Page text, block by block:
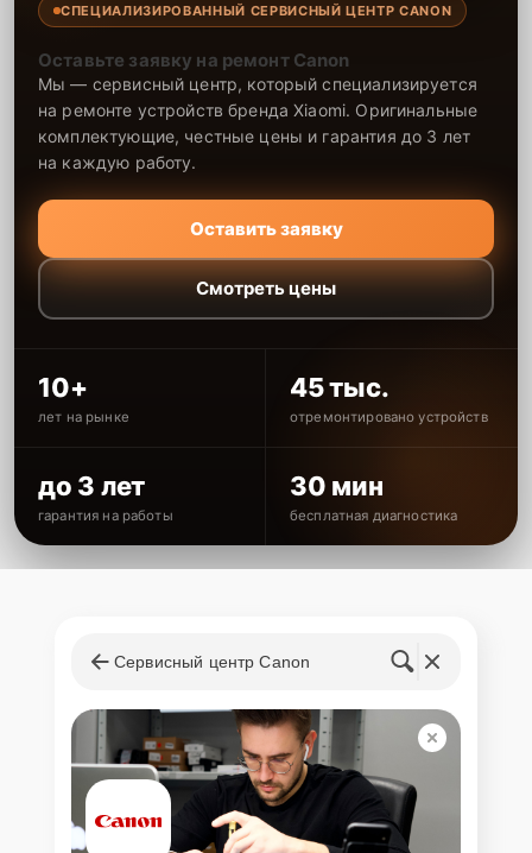
СПЕЦИАЛИЗИРОВАННЫЙ СЕРВИСНЫЙ ЦЕНТР CANON
Оставьте заявку на ремонт Canon
Мы — сервисный центр, который специализируется
на ремонте устройств бренда Xiaomi. Оригинальные
комплектующие, честные цены и гарантия до 3 лет
на каждую работу.
Оставить заявку
Смотреть цены
10+
лет на рынке
45 тыс.
отремонтировано устройств
до 3 лет
гарантия на работы
30 мин
бесплатная диагностика
Сервисный центр Canon